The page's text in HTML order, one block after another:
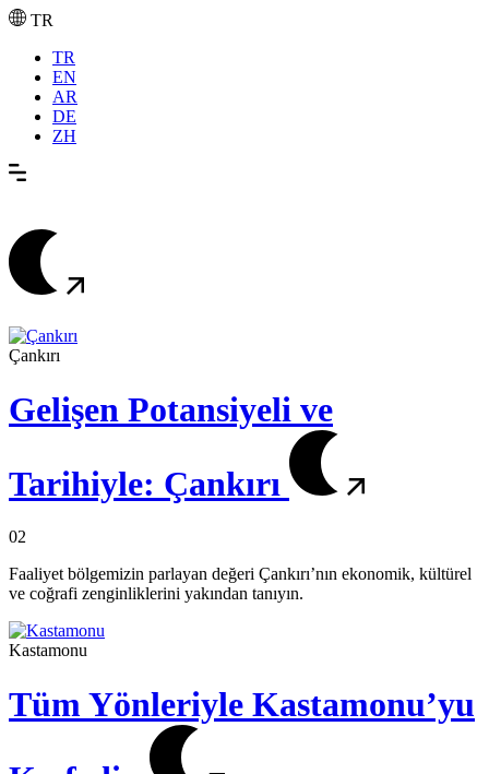
TR
TR
EN
AR
DE
ZH
Çankırı
Gelişen Potansiyeli ve
Tarihiyle: Çankırı
02
Faaliyet bölgemizin parlayan değeri Çankırı’nın ekonomik, kültürel
ve coğrafi zenginliklerini yakından tanıyın.
Kastamonu
Tüm Yönleriyle Kastamonu’yu